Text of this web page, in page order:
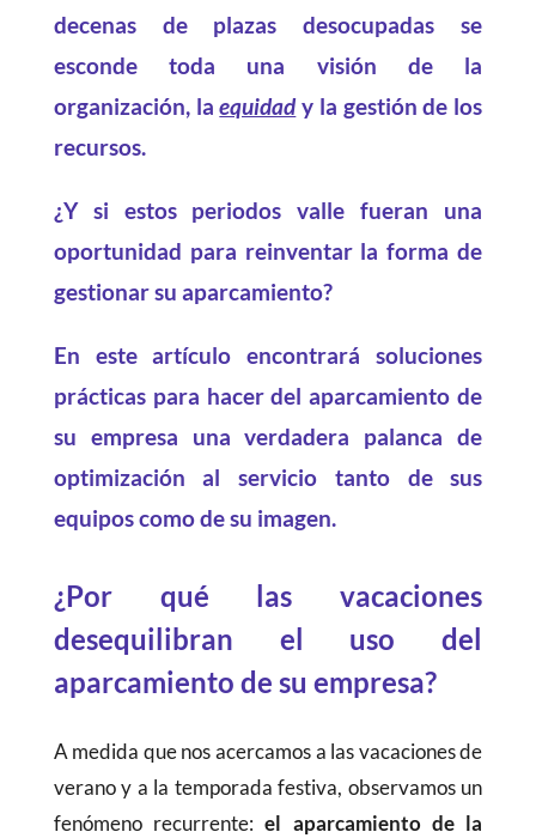
decenas de plazas desocupadas se
esconde toda una visión de la
organización, laequidady la gestión de los
recursos.
¿Y si estos periodos valle fueran una
oportunidad para reinventar la forma de
gestionar su aparcamiento?
En este artículo encontrará soluciones
prácticas para hacer del aparcamiento de
su empresa una verdadera palanca de
optimización al servicio tanto de sus
equipos como de su imagen.
¿Por qué las vacaciones
desequilibran el uso del
aparcamiento de su empresa?
A medida que nos acercamos a las vacaciones de
verano y a la temporada festiva, observamos un
fenómeno recurrente:el aparcamiento de la